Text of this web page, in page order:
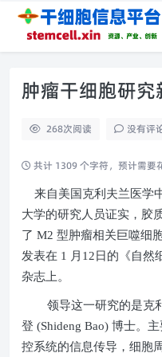
肿瘤干细胞研究
268次阅读 没有评
共计 1309 个字符，预计需要
来自美国克利夫兰医学
大学的研究人员证实，胶
了 M2 型肿瘤相关巨噬细
发表在 1 月 12 日的《自然
杂志上。
领导这一研究的是克
登 (Shideng Bao) 博士。
控系统的信息传导，细胞